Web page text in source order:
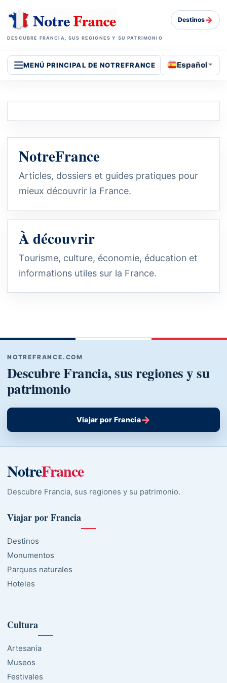
DESCUBRE FRANCIA, SUS REGIONES Y SU PATRIMONIO
Destinos→
MENÚ PRINCIPAL DE NOTREFRANCE Español
NotreFrance
Articles, dossiers et guides pratiques pour
mieux découvrir la France.
À découvrir
Tourisme, culture, économie, éducation et
informations utiles sur la France.
NOTREFRANCE.COM
Descubre Francia, sus regiones y su
patrimonio
Viajar por Francia→
NotreFrance
Descubre Francia, sus regiones y su patrimonio.
Viajar por Francia
Destinos
Monumentos
Parques naturales
Hoteles
Cultura
Artesanía
Museos
Festivales